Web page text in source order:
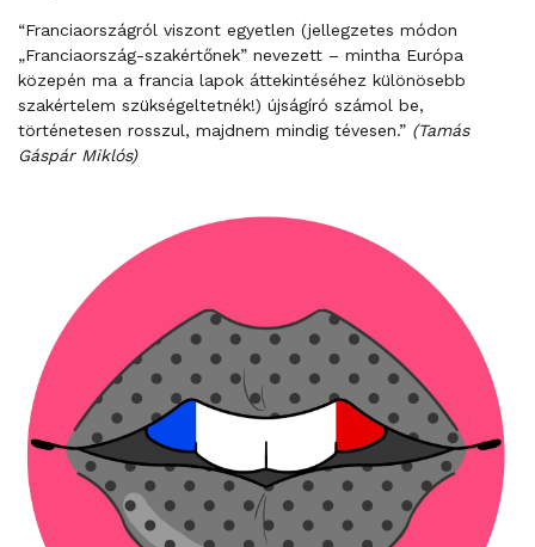
“Franciaországról viszont egyetlen (jellegzetes módon
„Franciaország-szakértőnek” nevezett – mintha Európa
közepén ma a francia lapok áttekintéséhez különösebb
szakértelem szükségeltetnék!) újságíró számol be,
történetesen rosszul, majdnem mindig tévesen.” (Tamás
Gáspár Miklós)